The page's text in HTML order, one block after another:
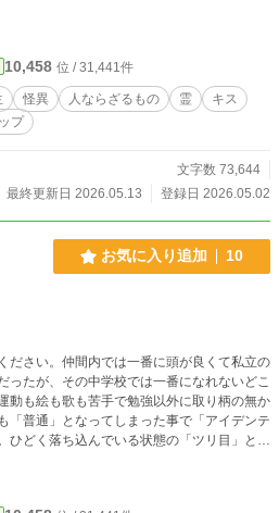
10,458 位 / 31,441件
怪異 人ならざるもの 霊
キス
プ
文字数 73,644
最終更新日 2026.05.13
登録日 2026.05.02
お気に入り追加 10
ださい。仲間内では一番に頭が良くて私立の
ったが、その中学校では一番になれないどこ
動も絵も歌も苦手で勉強以外に取り柄の無か
「普通」となってしまった事で「アイデンテ
ひどく落ち込んでいる状態の「ツリ目」と偶
さで「ツリ目は口の中でさくらんぼの茎を
あない。ツリ目はキスも上手いんだ」「最
」と励ます。「あははははッ」と大笑いし